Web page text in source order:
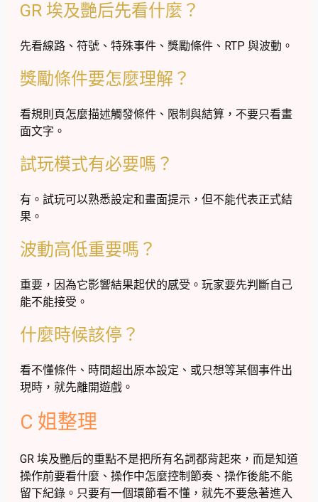
GR 埃及艷后先看什麼？
先看線路、符號、特殊事件、獎勵條件、RTP 與波動。
獎勵條件要怎麼理解？
看規則頁怎麼描述觸發條件、限制與結算，不要只看畫
面文字。
試玩模式有必要嗎？
有。試玩可以熟悉設定和畫面提示，但不能代表正式結
果。
波動高低重要嗎？
重要，因為它影響結果起伏的感受。玩家要先判斷自己
能不能接受。
什麼時候該停？
看不懂條件、時間超出原本設定、或只想等某個事件出
現時，就先離開遊戲。
C 姐整理
GR 埃及艷后的重點不是把所有名詞都背起來，而是知道
操作前要看什麼、操作中怎麼控制節奏、操作後能不能
留下紀錄。只要有一個環節看不懂，就先不要急著進入